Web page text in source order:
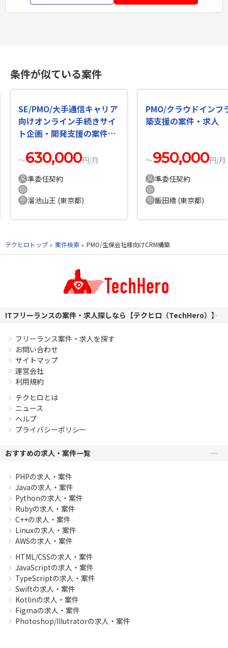
条件が似ている案件
SE/PMO/大手通信キャリア
向けオンライン手続きサイ
ト企画・開発支援の案件・
〜630,000円/月
準委任契約
溜池山王 (東京都)
PMO/クラウドインフ
築支援の案件・求人
〜950,000円/月
準委任契約
飯田橋 (東京都)
テクヒロトップ 案件検索 PMO/生保会社様向けCRM構築
ITフリーランスの案件・求人探しなら【テクヒロ（TechHero）】
フリーランス案件・求人を探す
お問い合わせ
サイトマップ
運営会社
利用規約
テクヒロとは
ニュース
ヘルプ
プライバシーポリシー
おすすめの求人・案件一覧
PHPの求人・案件
Javaの求人・案件
Pythonの求人・案件
Rubyの求人・案件
C++の求人・案件
Linuxの求人・案件
AWSの求人・案件
HTML/CSSの求人・案件
JavaScriptの求人・案件
TypeScriptの求人・案件
Swiftの求人・案件
Kotlinの求人・案件
Figmaの求人・案件
Photoshop/Illutratorの求人・案件